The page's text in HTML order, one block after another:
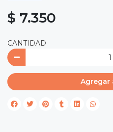
$ 7.350
CANTIDAD
Agregar